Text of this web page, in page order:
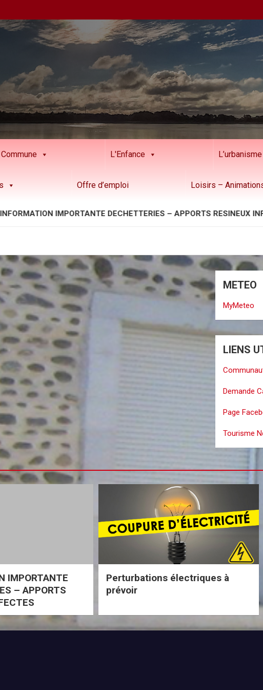
L'Enfance L’urbanisme
Offre d’emploi Loisirs –
IMPORTANTE DECHETTERIES – APPORTS RESINEUX INFECTES
METEO
MyMeteo
LIENS
Demande
Page
Tourisme
IMPORTANTE
– APPORTS
Perturbations électriques à
prévoir